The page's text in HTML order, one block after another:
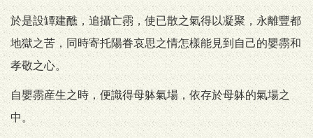
於是設罈建醮，追攝亡霛，使已散之氣得以凝聚，永離豐都
地獄之苦，同時寄托陽眷哀思之情怎樣能見到自己的嬰霛和
孝敬之心。
自嬰霛産生之時，便識得母躰氣場，依存於母躰的氣場之
中。